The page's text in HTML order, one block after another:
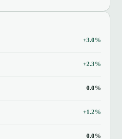
+3.0%
+2.3%
0.0%
+1.2%
0.0%